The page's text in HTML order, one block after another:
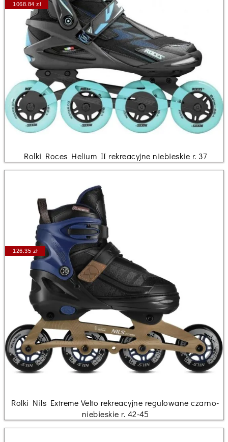
1068.84 zł
Rolki Roces Helium II rekreacyjne niebieskie r. 37
126.35 zł
Rolki Nils Extreme Velto rekreacyjne regulowane czarno-
niebieskie r. 42-45